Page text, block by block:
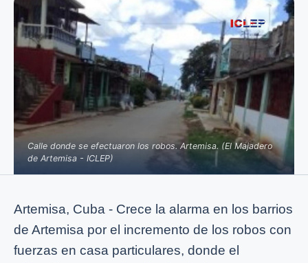
Calle donde se efectuaron los robos. Artemisa. (El Majadero
de Artemisa - ICLEP)
Artemisa, Cuba - Crece la alarma en los barrios
de Artemisa por el incremento de los robos con
fuerzas en casa particulares, donde el